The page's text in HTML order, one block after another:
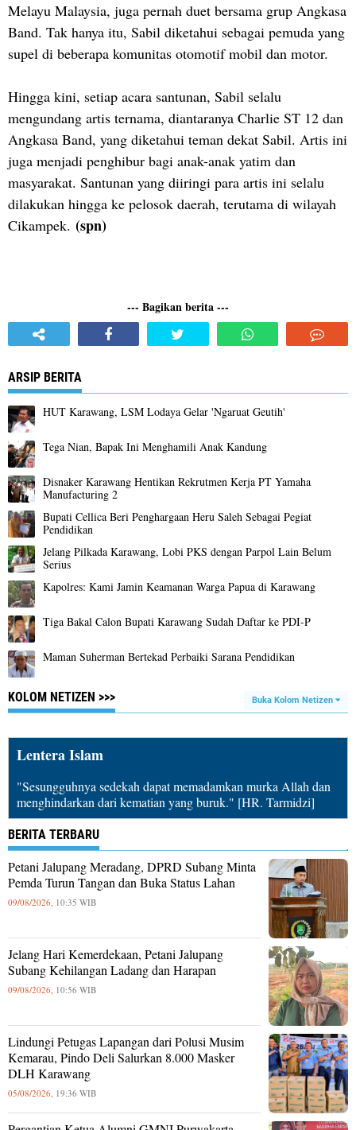
Melayu Malaysia, juga pernah duet bersama grup Angkasa
Band. Tak hanya itu, Sabil diketahui sebagai pemuda yang
supel di beberapa komunitas otomotif mobil dan motor.
Hingga kini, setiap acara santunan, Sabil selalu
mengundang artis ternama, diantaranya Charlie ST 12 dan
Angkasa Band, yang diketahui teman dekat Sabil. Artis ini
juga menjadi penghibur bagi anak-anak yatim dan
masyarakat. Santunan yang diiringi para artis ini selalu
dilakukan hingga ke pelosok daerah, terutama di wilayah
Cikampek. (spn)
--- Bagikan berita ---
ARSIP BERITA
HUT Karawang, LSM Lodaya Gelar 'Ngaruat Geutih'
Tega Nian, Bapak Ini Menghamili Anak Kandung
Disnaker Karawang Hentikan Rekrutmen Kerja PT Yamaha
Manufacturing 2
Bupati Cellica Beri Penghargaan Heru Saleh Sebagai Pegiat
Pendidikan
Jelang Pilkada Karawang, Lobi PKS dengan Parpol Lain Belum
Serius
Kapolres: Kami Jamin Keamanan Warga Papua di Karawang
Tiga Bakal Calon Bupati Karawang Sudah Daftar ke PDI-P
Maman Suherman Bertekad Perbaiki Sarana Pendidikan
KOLOM NETIZEN >>> Buka Kolom Netizen
Lentera Islam
"Sesungguhnya sedekah dapat memadamkan murka Allah dan
menghindarkan dari kematian yang buruk." [HR. Tarmidzi]
BERITA TERBARU
Petani Jalupang Meradang, DPRD Subang Minta
Pemda Turun Tangan dan Buka Status Lahan
09/08/2026, 10:35 WIB
Jelang Hari Kemerdekaan, Petani Jalupang
Subang Kehilangan Ladang dan Harapan
09/08/2026, 10:56 WIB
Lindungi Petugas Lapangan dari Polusi Musim
Kemarau, Pindo Deli Salurkan 8.000 Masker
DLH Karawang
05/08/2026, 19:36 WIB